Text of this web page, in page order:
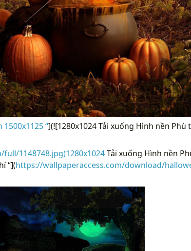
“](![1280x1024 Tải xuống Hình nền Phù
1148748.jpg)1280x1024Tải xuống Hình nền
“](https://wallpaperaccess.com/download/